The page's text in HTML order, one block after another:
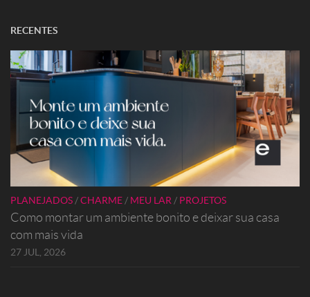
RECENTES
PLANEJADOS /CHARME / MEU LAR / PROJETOS
Como montar um ambiente bonito e deixar sua casa
com mais vida
27 JUL, 2026